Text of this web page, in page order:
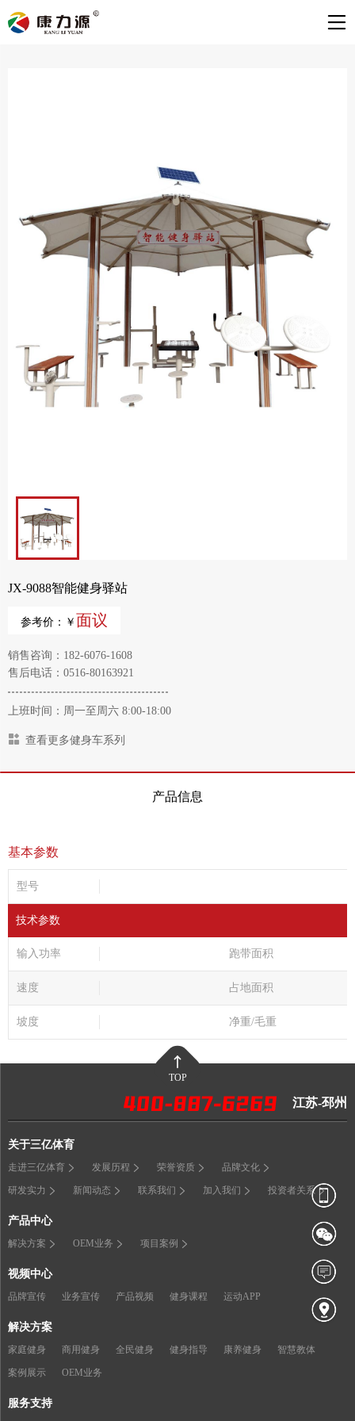
JX-9088智能健身驿站
参考价：￥ 面议
销售咨询：182-6076-1608
售后电话：0516-80163921
上班时间：周一至周六 8:00-18:00
查看更多健身车系列
产品信息
基本参数
型号
技术参数
输入功率 跑带面积
速度 占地面积
坡度 净重/毛重
TOP
江苏-邳州
关于三亿体育
走进三亿体育 发展历程 荣誉资质 品牌文化
研发实力 新闻动态 联系我们 加入我们 投资者关系
产品中心
解决方案 OEM业务 项目案例
视频中心
品牌宣传 业务宣传 产品视频 健身课程 运动APP
解决方案
家庭健身 商用健身 全民健身 健身指导 康养健身 智慧教体
案例展示 OEM业务
服务支持